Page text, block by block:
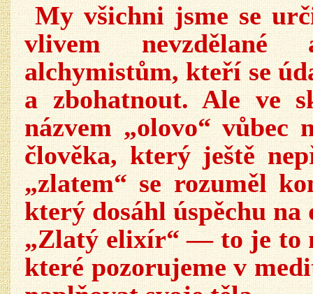
My všichni jsme se
vlivem nevzdělané
alchymistům, kteří se
a zbohatnout. Ale ve
názvem „olovo“ vůbec
člověka, který ještě
„zlatem“ se rozuměl
který dosáhl úspěchu
„Zlatý elixír“ — to je to
které pozorujeme v